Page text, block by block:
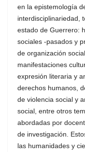
en la epistemología
interdisciplinariedad,
estado de Guerrero:
sociales -pasados y
de organización
manifestaciones
expresión literaria y
derechos humanos,
de violencia social y
social, entre otros
abordadas por
de investigación.
las humanidades y